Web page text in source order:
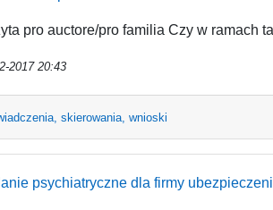
pro auctore/pro familia Czy w ramach
2017 20:43
skierowania, wnioski
psychiatryczne dla firmy